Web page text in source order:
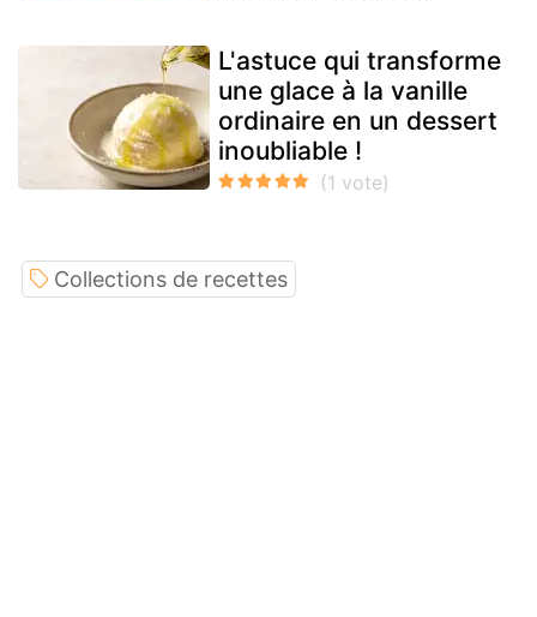
L'astuce qui transforme
une glace à la vanille
ordinaire en un dessert
inoubliable !
Collections de recettes